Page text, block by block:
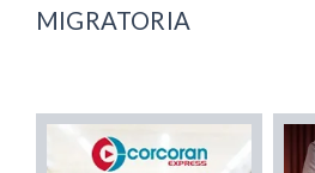
MIGRATORIA